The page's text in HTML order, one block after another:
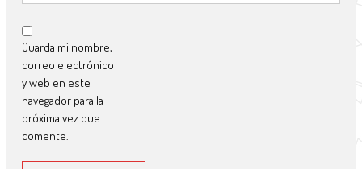
Guarda mi nombre,
correo electrónico
y web en este
navegador para la
próxima vez que
comente.